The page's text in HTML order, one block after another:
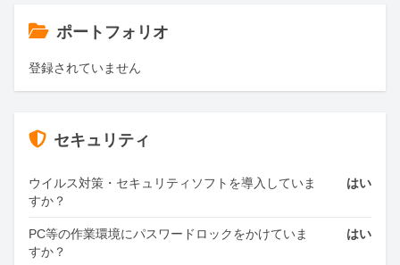
ポートフォリオ
登録されていません
セキュリティ
ウイルス対策・セキュリティソフトを導入していま
すか？
はい
PC等の作業環境にパスワードロックをかけていま
すか？
はい